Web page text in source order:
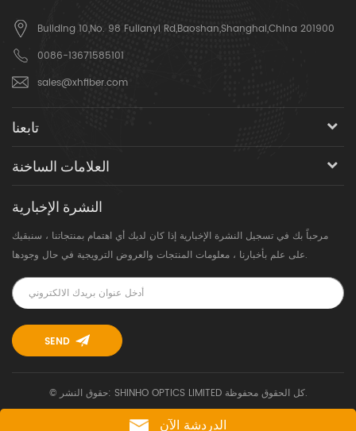
Building 10,No. 98 Fulianyi Rd,Baoshan,Shanghai,China 201900
0086-13671585101
sales@xhfiber.com
تابعنا
العلامات الساخنة
النشرة الإخبارية
مرحباً بك في تسجيل النشرة الإخبارية إذا كان لديك أي اهتمام بمنتجاتنا ، سنبقيك
على علم بأخبارنا ، معلومات المنتجات والعروض الترويجية في حال وجودها.
© حقوق النشر: SHINHO OPTICS LIMITED كل الحقوق محفوظة.
الدردشة الآن